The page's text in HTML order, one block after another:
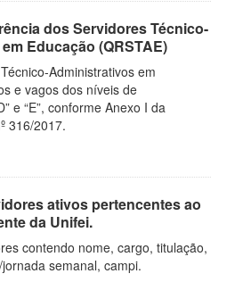
dos Servidores Técnico-
Educação (QRSTAE)
Administrativos em
e vagos dos níveis de
e “E”, conforme Anexo I da
316/2017.
ativos pertencentes ao
da Unifei.
contendo nome, cargo, titulação,
semanal, campi.